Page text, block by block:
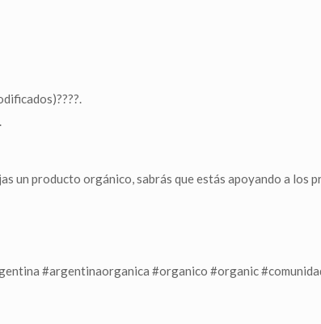
un producto orgánico, sabrás que estás apoyando a los
#argentinaorganica #organico #organic